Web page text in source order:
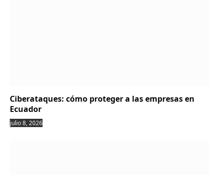
Ciberataques: cómo proteger a las empresas en
Ecuador
julio 8, 2026